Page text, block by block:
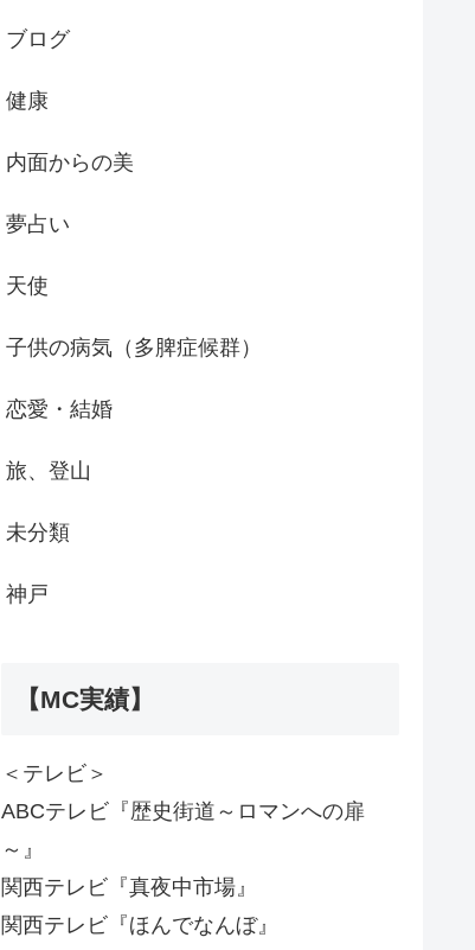
ブログ
健康
内面からの美
夢占い
天使
子供の病気（多脾症候群）
恋愛・結婚
旅、登山
未分類
神戸
【MC実績】
＜テレビ＞
ABCテレビ『歴史街道～ロマンへの扉
～』
関西テレビ『真夜中市場』
関西テレビ『ほんでなんぼ』